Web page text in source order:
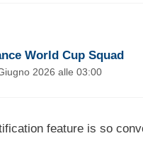
World Cup Squad
2026 alle 03:00
feature is so